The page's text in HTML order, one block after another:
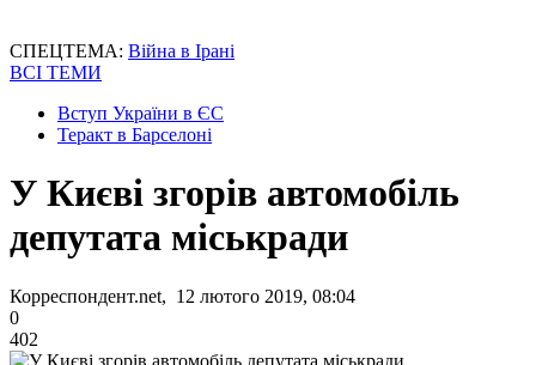
СПЕЦТЕМА: Війна в Ірані
ВСІ ТЕМИ
Вступ України в ЄС
Теракт в Барселоні
У Києві згорів автомобіль
депутата міськради
Корреспондент.net, 12 лютого 2019, 08:04
0
402